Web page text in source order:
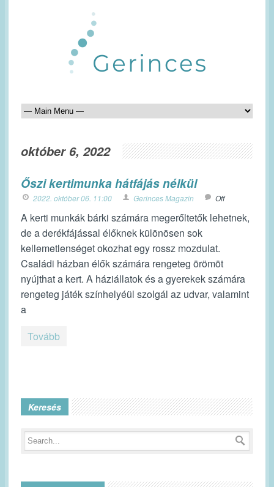
október 6, 2022
Őszi kertimunka hátfájás nélkül
2022. október 06. 11:00 Gerinces Magazin Off
A kerti munkák bárki számára megerőltetők lehetnek,
de a derékfájással élőknek különösen sok
kellemetlenséget okozhat egy rossz mozdulat.
Családi házban élők számára rengeteg örömöt
nyújthat a kert. A háziállatok és a gyerekek számára
rengeteg játék színhelyéül szolgál az udvar, valamint
a
Tovább
Keresés